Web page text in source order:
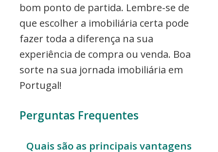
bom ponto de partida. Lembre-se de
que escolher a imobiliária certa pode
fazer toda a diferença na sua
experiência de compra ou venda. Boa
sorte na sua jornada imobiliária em
Portugal!
Perguntas Frequentes
Quais são as principais vantagens